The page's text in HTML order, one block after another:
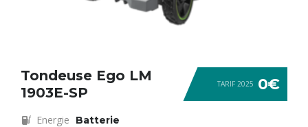
TARIF 2025 0€
Tondeuse Ego LM
1903E-SP
Energie Batterie